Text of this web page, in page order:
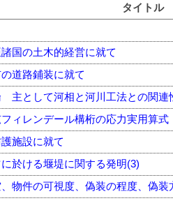
タイトル
国の土木的経営に就て
道路鋪装に就て
主として河相と河川工法との関連
ィレンデール構桁の応力実用算式
施設に就て
に於ける堰堤に関する発明(3)
物件の可視度、偽装の程度、偽装